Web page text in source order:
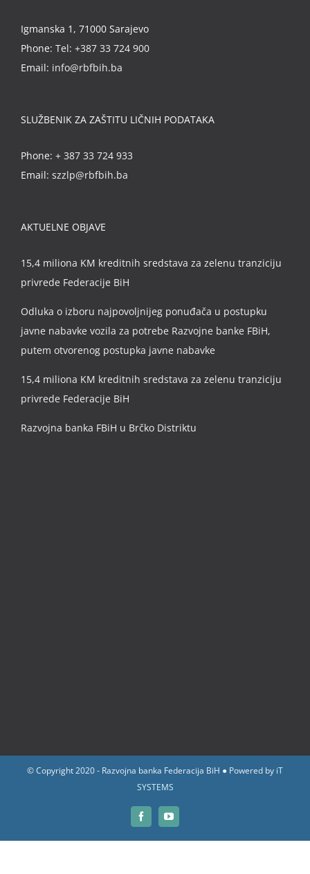
Igmanska 1, 71000 Sarajevo
Phone: Tel: +387 33 724 900
Email: info@rbfbih.ba
SLUŽBENIK ZA ZAŠTITU LIČNIH PODATAKA
Phone: + 387 33 724 933
Email: szzlp@rbfbih.ba
AKTUELNE OBJAVE
15,4 miliona KM kreditnih sredstava za zelenu tranziciju
privrede Federacije BiH
Odluka o izboru najpovoljnijeg ponuđača u postupku
javne nabavke vozila za potrebe Razvojne banke FBiH,
putem otvorenog postupka javne nabavke
15,4 miliona KM kreditnih sredstava za zelenu tranziciju
privrede Federacije BiH
Razvojna banka FBiH u Brčko Distriktu
© Copyright 2020 - Razvojna banka Federacija BiH ● Powered by iT
SYSTEMS
FacebookYouTube